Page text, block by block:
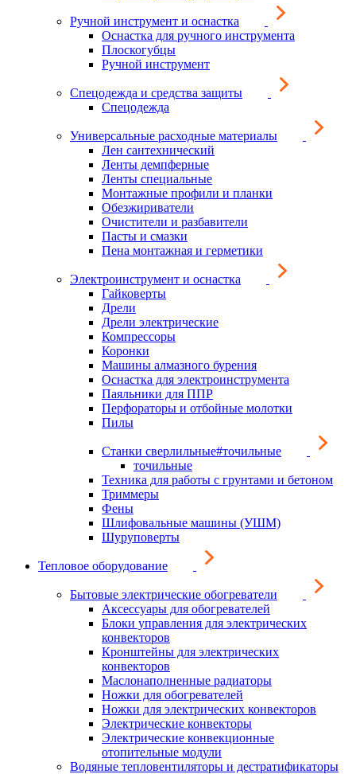
Ручной инструмент и оснастка
Оснастка для ручного инструмента
Плоскогубцы
Ручной инструмент
Спецодежда и средства защиты
Спецодежда
Универсальные расходные материалы
Лен сантехнический
Ленты демпферные
Ленты специальные
Монтажные профили и планки
Обезжириватели
Очистители и разбавители
Пасты и смазки
Пена монтажная и герметики
Электроинструмент и оснастка
Гайковерты
Дрели
Дрели электрические
Компрессоры
Коронки
Машины алмазного бурения
Оснастка для электроинструмента
Паяльники для ППР
Перфораторы и отбойные молотки
Пилы
Станки сверлильные#точильные
точильные
Техника для работы с грунтами и бетоном
Триммеры
Фены
Шлифовальные машины (УШМ)
Шуруповерты
Тепловое оборудование
Бытовые электрические обогреватели
Аксессуары для обогревателей
Блоки управления для электрических
конвекторов
Кронштейны для электрических
конвекторов
Маслонаполненные радиаторы
Ножки для обогревателей
Ножки для электрических конвекторов
Электрические конвекторы
Электрические конвекционные
отопительные модули
Водяные тепловентиляторы и дестратификаторы